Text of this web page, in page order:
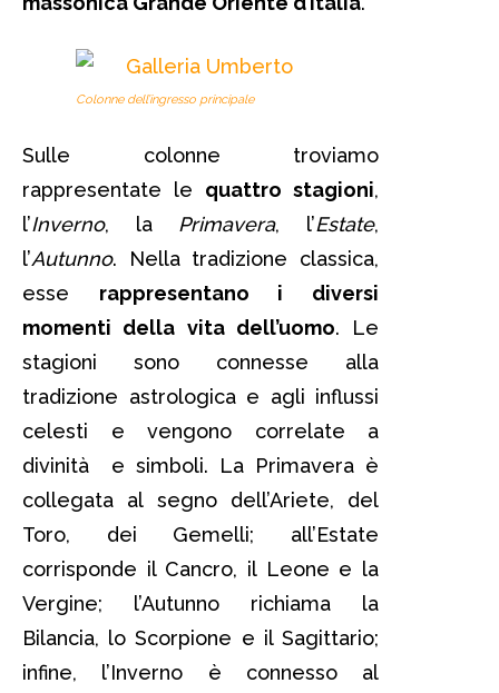
Colonne dell’ingresso principale
Sulle colonne troviamo
rappresentate le quattro stagioni,
l’Inverno, la Primavera, l’Estate,
l’Autunno. Nella tradizione classica,
esse rappresentano i diversi
momenti della vita dell’uomo. Le
stagioni sono connesse alla
tradizione astrologica e agli influssi
celesti e vengono correlate a
divinità e simboli. La Primavera è
collegata al segno dell’Ariete, del
Toro, dei Gemelli; all’Estate
corrisponde il Cancro, il Leone e la
Vergine; l’Autunno richiama la
Bilancia, lo Scorpione e il Sagittario;
infine, l’Inverno è connesso al